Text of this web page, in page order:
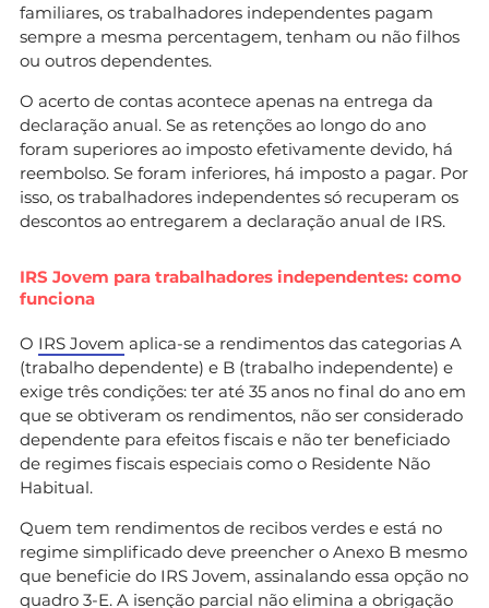
familiares, os trabalhadores independentes pagam
sempre a mesma percentagem, tenham ou não filhos
ou outros dependentes.
O acerto de contas acontece apenas na entrega da
declaração anual. Se as retenções ao longo do ano
foram superiores ao imposto efetivamente devido, há
reembolso. Se foram inferiores, há imposto a pagar. Por
isso, os trabalhadores independentes só recuperam os
descontos ao entregarem a declaração anual de IRS.
IRS Jovem para trabalhadores independentes: como
funciona
O IRS Jovem aplica-se a rendimentos das categorias A
(trabalho dependente) e B (trabalho independente) e
exige três condições: ter até 35 anos no final do ano em
que se obtiveram os rendimentos, não ser considerado
dependente para efeitos fiscais e não ter beneficiado
de regimes fiscais especiais como o Residente Não
Habitual.
Quem tem rendimentos de recibos verdes e está no
regime simplificado deve preencher o Anexo B mesmo
que beneficie do IRS Jovem, assinalando essa opção no
quadro 3-E. A isenção parcial não elimina a obrigação